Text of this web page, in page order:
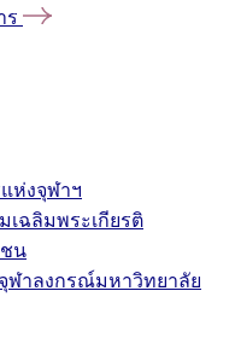
ร
ห่งจุฬาฯ
เฉลิมพระเกียรติ
น
ฬาลงกรณ์มหาวิทยาลัย